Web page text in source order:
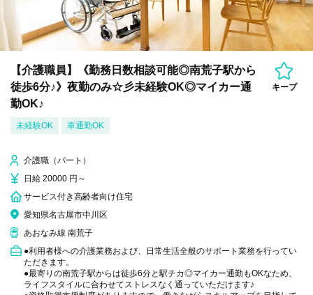
【介護職員】《勤務日数相談可能◎南荒子駅から
徒歩6分♪》夜勤のみ☆彡未経験OK◎マイカー通
勤OK♪
キープ
未経験OK 車通勤OK
介護職（パート）
日給 20000 円～
サービス付き高齢者向け住宅
愛知県名古屋市中川区
あおなみ線 南荒子
●利用者様への介護業務および、日常生活全般のサポート業務を行ってい
ただきます。
●最寄りの南荒子駅からは徒歩6分と駅チカ◎マイカー通勤もOKなため、
ライフスタイルに合わせてストレスなく通っていただけます♪